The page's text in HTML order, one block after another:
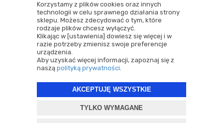
Korzystamy z plików cookies oraz innych
technologii w celu sprawnego działania strony
sklepu. Możesz zdecydować o tym, które
rodzaje plików chcesz wyłączyć.
Klikając w [ustawienia] dowiesz się więcej i w
razie potrzeby zmienisz swoje preferencje
urządzenia.
Aby uzyskać więcej informacji, zapoznaj się z
naszą polityką prywatności.
AKCEPTUJĘ WSZYSTKIE
TYLKO WYMAGANE
ul. Agrestowa 1
83-010 Rekcin
2026 © Copyrights by |Detailing House